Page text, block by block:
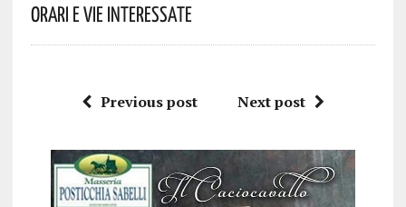
Orari E Vie Interessate
Previous post Next post